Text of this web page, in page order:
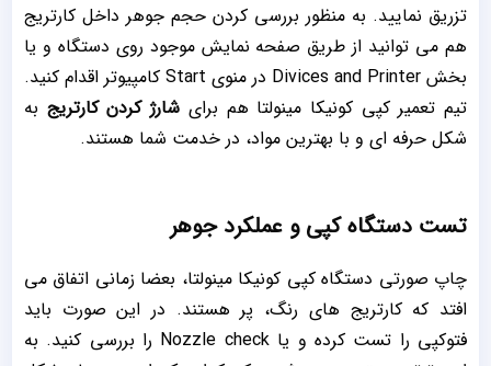
تزریق نمایید. به منظور بررسی کردن حجم جوهر داخل کارتریج
هم می توانید از طریق صفحه نمایش موجود روی دستگاه و یا
بخش Divices and Printer در منوی Start کامپیوتر اقدام کنید.
تیم تعمیر کپی کونیکا مینولتا هم برای شارژ کردن کارتریج به
شکل حرفه ای و با بهترین مواد، در خدمت شما هستند.
تست دستگاه کپی و عملکرد جوهر
چاپ صورتی دستگاه کپی کونیکا مینولتا، بعضا زمانی اتفاق می
افتد که کارتریج های رنگ، پر هستند. در این صورت باید
فتوکپی را تست کرده و یا Nozzle check را بررسی کنید. به